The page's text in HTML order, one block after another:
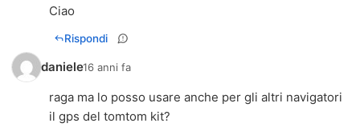
Ciao
Rispondi
daniele16 anni fa
raga ma lo posso usare anche per gli altri navigatori
il gps del tomtom kit?